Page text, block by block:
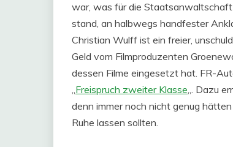
war, was für die Staatsanwaltschaft
stand, an halbwegs handfester
Christian Wulff ist ein freier,
Geld vom Filmproduzenten
dessen Filme eingesetzt hat. FR-
„Freispruch zweiter Klasse„. Dazu
denn immer noch nicht genug
Ruhe lassen sollten.